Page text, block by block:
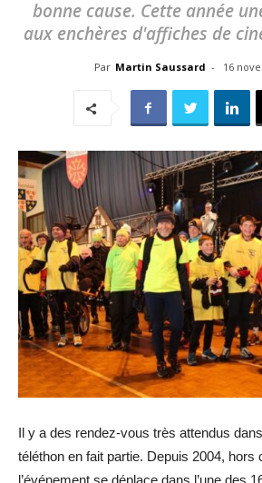
bonne cause. Cette année
aux enchères d'affiches de
Par Martin Saussard - 16
Il y a des rendez-vous très attendus
téléthon en fait partie. Depuis 2004, hors
l’événement se déplace dans l’une des